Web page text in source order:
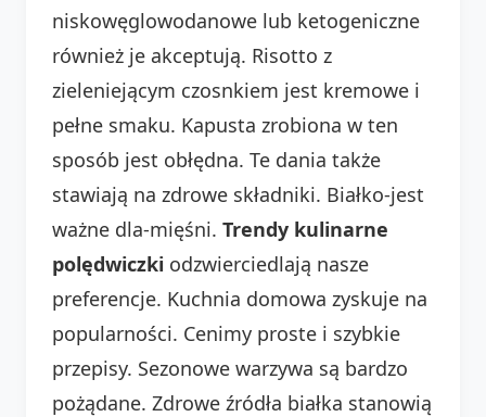
niskowęglowodanowe lub ketogeniczne
również je akceptują. Risotto z
zieleniejącym czosnkiem jest kremowe i
pełne smaku. Kapusta zrobiona w ten
sposób jest obłędna. Te dania także
stawiają na zdrowe składniki. Białko-jest
ważne dla-mięśni. Trendy kulinarne
polędwiczki odzwierciedlają nasze
preferencje. Kuchnia domowa zyskuje na
popularności. Cenimy proste i szybkie
przepisy. Sezonowe warzywa są bardzo
pożądane. Zdrowe źródła białka stanowią